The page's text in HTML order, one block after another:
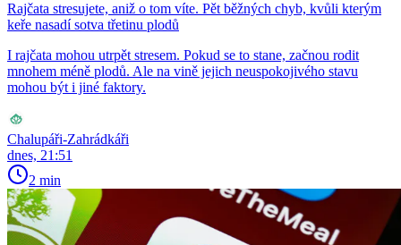
Rajčata stresujete, aniž o tom víte. Pět běžných chyb, kvůli kterým
keře nasadí sotva třetinu plodů
I rajčata mohou utrpět stresem. Pokud se to stane, začnou rodit
mnohem méně plodů. Ale na vině jejich neuspokojivého stavu
mohou být i jiné faktory.
Chalupáři-Zahrádkáři
dnes, 21:51
2 min